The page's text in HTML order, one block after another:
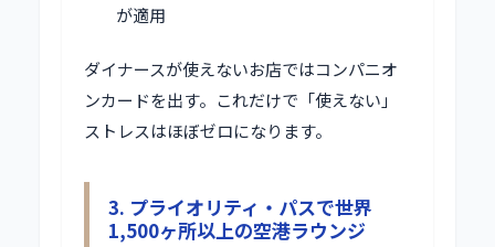
が適用
ダイナースが使えないお店ではコンパニオ
ンカードを出す。これだけで「使えない」
ストレスはほぼゼロになります。
3. プライオリティ・パスで世界
1,500ヶ所以上の空港ラウンジ